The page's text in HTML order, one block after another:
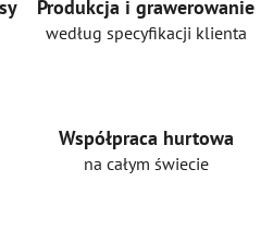
Produkcja i grawerowanie
według specyfikacji klienta
Współpraca hurtowa
na całym świecie